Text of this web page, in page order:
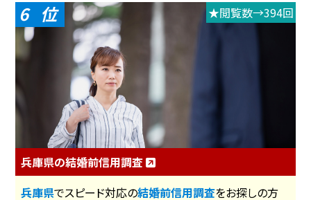
6 ★閲覧数→394回
兵庫県の結婚前信用調査
兵庫県でスピード対応の結婚前信用調査をお探しの方